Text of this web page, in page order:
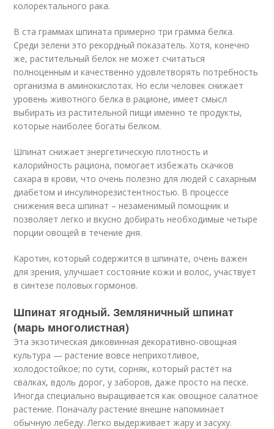
колоректального рака.
В ста граммах шпината примерно три грамма белка.
Среди зелени это рекордный показатель. Хотя, конечно
же, растительный белок не может считаться
полноценным и качественно удовлетворять потребность
организма в аминокислотах. Но если человек снижает
уровень животного белка в рационе, имеет смысл
выбирать из растительной пищи именно те продукты,
которые наиболее богаты белком.
Шпинат снижает энергетическую плотность и
калорийность рациона, помогает избежать скачков
сахара в крови, что очень полезно для людей с сахарным
диабетом и инсулинорезистентностью. В процессе
снижения веса шпинат – незаменимый помощник и
позволяет легко и вкусно добирать необходимые четыре
порции овощей в течение дня.
Каротин, который содержится в шпинате, очень важен
для зрения, улучшает состояние кожи и волос, участвует
в синтезе половых гормонов.
Шпинат ягодный. Земляничный шпинат
(марь многолистная)
Эта экзотическая диковинная декоративно-овощная
культура — растение вовсе неприхотливое,
холодостойкое; по сути, сорняк, который растёт на
свалках, вдоль дорог, у заборов, даже просто на песке.
Иногда специально выращивается как овощное салатное
растение. Поначалу растение внешне напоминает
обычную лебеду. Легко выдерживает жару и засуху.